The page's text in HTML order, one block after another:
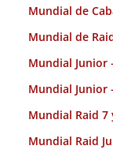
Mundial de
Mundial de
Mundial Junior
Mundial Junior
Mundial Raid 7
Mundial Raid